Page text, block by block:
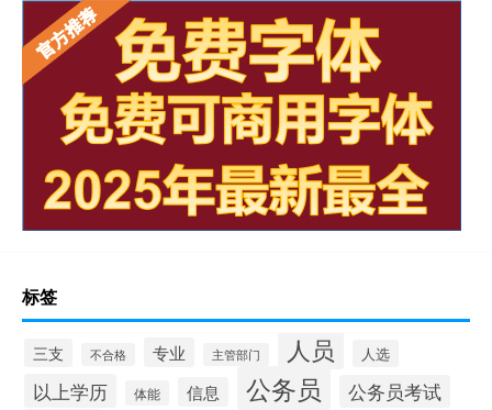
标签
三支 不合格 专业 主管部门 人员 人选
以上学历 体能 信息 公务员 公务员考试